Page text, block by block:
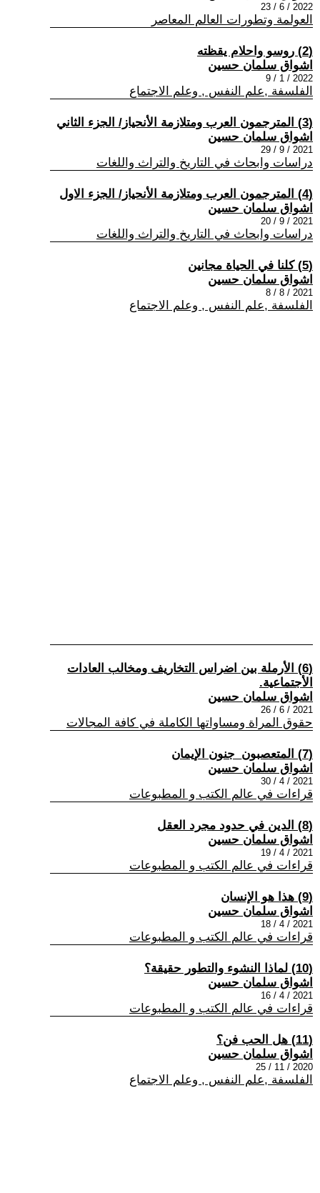
2022 / 6 / 23
العولمة وتطورات العالم المعاصر
(2) روسو واحلام يقظته
اشواق سلمان حسين
2022 / 1 / 9
الفلسفة ,علم النفس , وعلم الاجتماع
(3) المترجمون العرب ومتلازمة الأنحياز/ الجزء الثاني
اشواق سلمان حسين
2021 / 9 / 29
دراسات وابحاث في التاريخ والتراث واللغات
(4) المترجمون العرب ومتلازمة الأنحياز/ الجزء الاول
اشواق سلمان حسين
2021 / 9 / 20
دراسات وابحاث في التاريخ والتراث واللغات
(5) كلنا في الحياة مجانين
اشواق سلمان حسين
2021 / 8 / 8
الفلسفة ,علم النفس , وعلم الاجتماع
(6) الأرملة بين اضراس التخاريف ومخالب العادات
الأجتماعية.
اشواق سلمان حسين
2021 / 6 / 26
حقوق المراة ومساواتها الكاملة في كافة المجالات
(7) المتعصبون_جنون الإيمان
اشواق سلمان حسين
2021 / 4 / 30
قراءات في عالم الكتب و المطبوعات
(8) الدين في حدود مجرد العقل
اشواق سلمان حسين
2021 / 4 / 19
قراءات في عالم الكتب و المطبوعات
(9) هذا هو الإنسان
اشواق سلمان حسين
2021 / 4 / 18
قراءات في عالم الكتب و المطبوعات
(10) لماذا النشوء والتطور حقيقة؟
اشواق سلمان حسين
2021 / 4 / 16
قراءات في عالم الكتب و المطبوعات
(11) هل الحب فن؟
اشواق سلمان حسين
2020 / 11 / 25
الفلسفة ,علم النفس , وعلم الاجتماع